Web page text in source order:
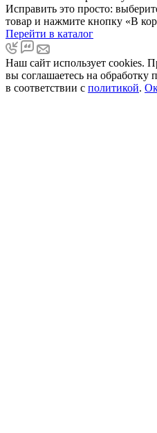
Исправить это просто:
товар и нажмите кнопку «В
Перейти в каталог
Наш сайт использует cookies.
вы соглашаетесь на обработку
в соответствии с политикой.